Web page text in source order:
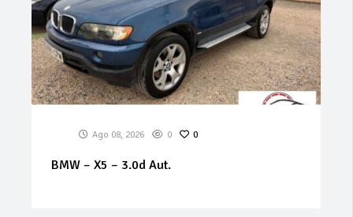
Ago 08, 2026 0 0
BMW – X5 – 3.0d Aut.